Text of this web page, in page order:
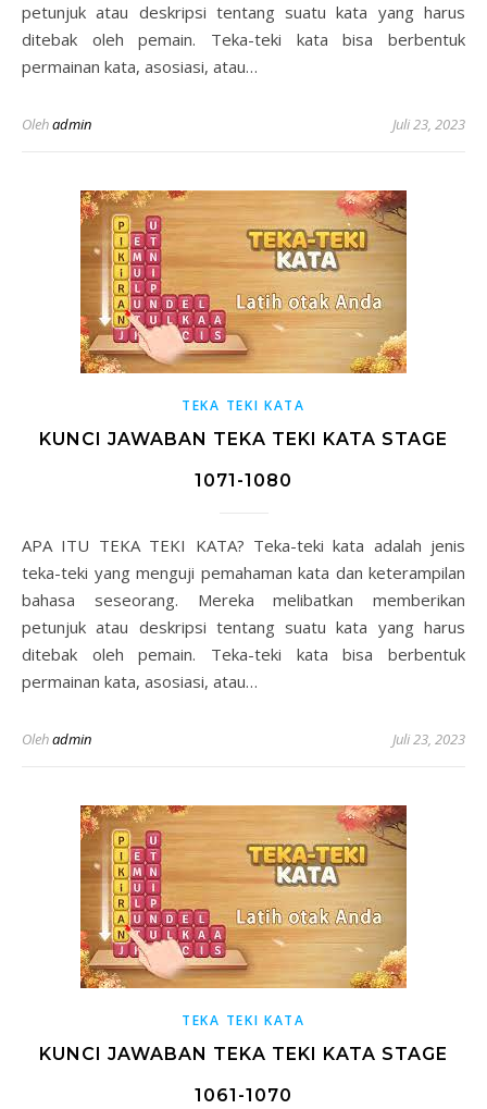
petunjuk atau deskripsi tentang suatu kata yang harus
ditebak oleh pemain. Teka-teki kata bisa berbentuk
permainan kata, asosiasi, atau…
Olehadmin Juli 23, 2023
TEKA TEKI KATA
KUNCI JAWABAN TEKA TEKI KATA STAGE
1071-1080
APA ITU TEKA TEKI KATA? Teka-teki kata adalah jenis
teka-teki yang menguji pemahaman kata dan keterampilan
bahasa seseorang. Mereka melibatkan memberikan
petunjuk atau deskripsi tentang suatu kata yang harus
ditebak oleh pemain. Teka-teki kata bisa berbentuk
permainan kata, asosiasi, atau…
Olehadmin Juli 23, 2023
TEKA TEKI KATA
KUNCI JAWABAN TEKA TEKI KATA STAGE
1061-1070